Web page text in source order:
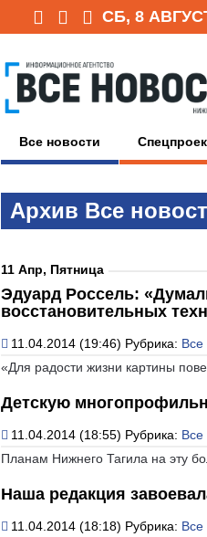
СБ, 8
Все новости
Архив Всe
11 Апр, Пятница
Эдуард Россель:
восстановительных
11.04.2014 (19:46) Рубрика: Все
«Для радости жизни картины
Детскую
11.04.2014 (18:55) Рубрика: Все
Планам Нижнего Тагила на эту
Наша редакция
11.04.2014 (18:18) Рубрика: Все